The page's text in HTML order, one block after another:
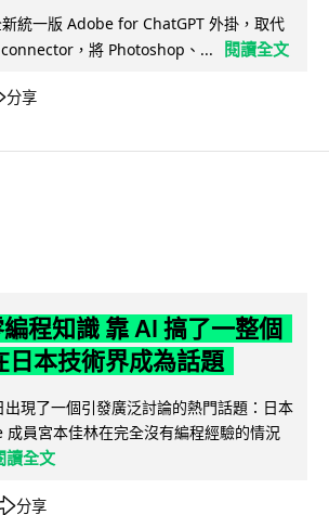
統一版 Adobe for ChatGPT 外掛，取代
，將 Photoshop、...
閱讀全文
分享
程知識 靠 AI 搞了一整個
日本技術界成為話題
現了一個引發廣泛討論的熱門話題：日本
成員宮本佳林在完全沒有編程經驗的情況
讀全文
分享